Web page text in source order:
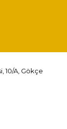
10/A, Gökçe